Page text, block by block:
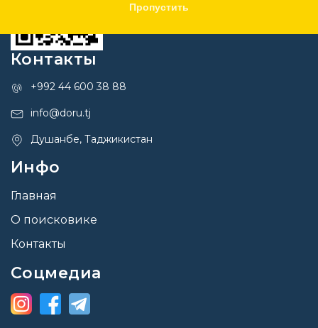
Пропустить
Контакты
+992 44 600 38 88
info@doru.tj
Душанбе, Таджикистан
Инфо
Главная
О поисковике
Контакты
Соцмедиа